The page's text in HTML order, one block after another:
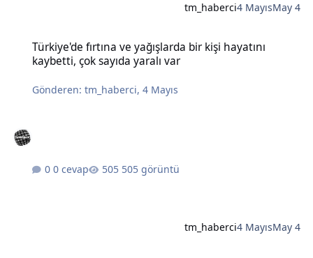
tm_haberci4 MayısMay 4
Türkiye'de fırtına ve yağışlarda bir kişi hayatını
kaybetti, çok sayıda yaralı var
Gönderen:tm_haberci,4 Mayıs
0 cevap 505 görüntü
tm_haberci4 MayısMay 4